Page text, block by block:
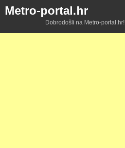
Metro-portal.hr
Dobrodošli na Metro-portal.hr!